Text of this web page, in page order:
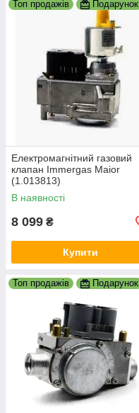
Топ продажів Подарунок
Електромагнітний газовий
клапан Immergas Maior
(1.013813)
В наявності
8 099 ₴
Купити
Топ продажів Подарунок